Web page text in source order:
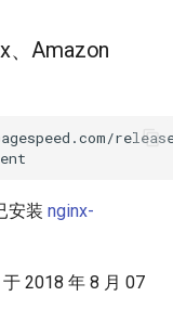
、Amazon
安装 nginx-
于 2018 年 8 月 07